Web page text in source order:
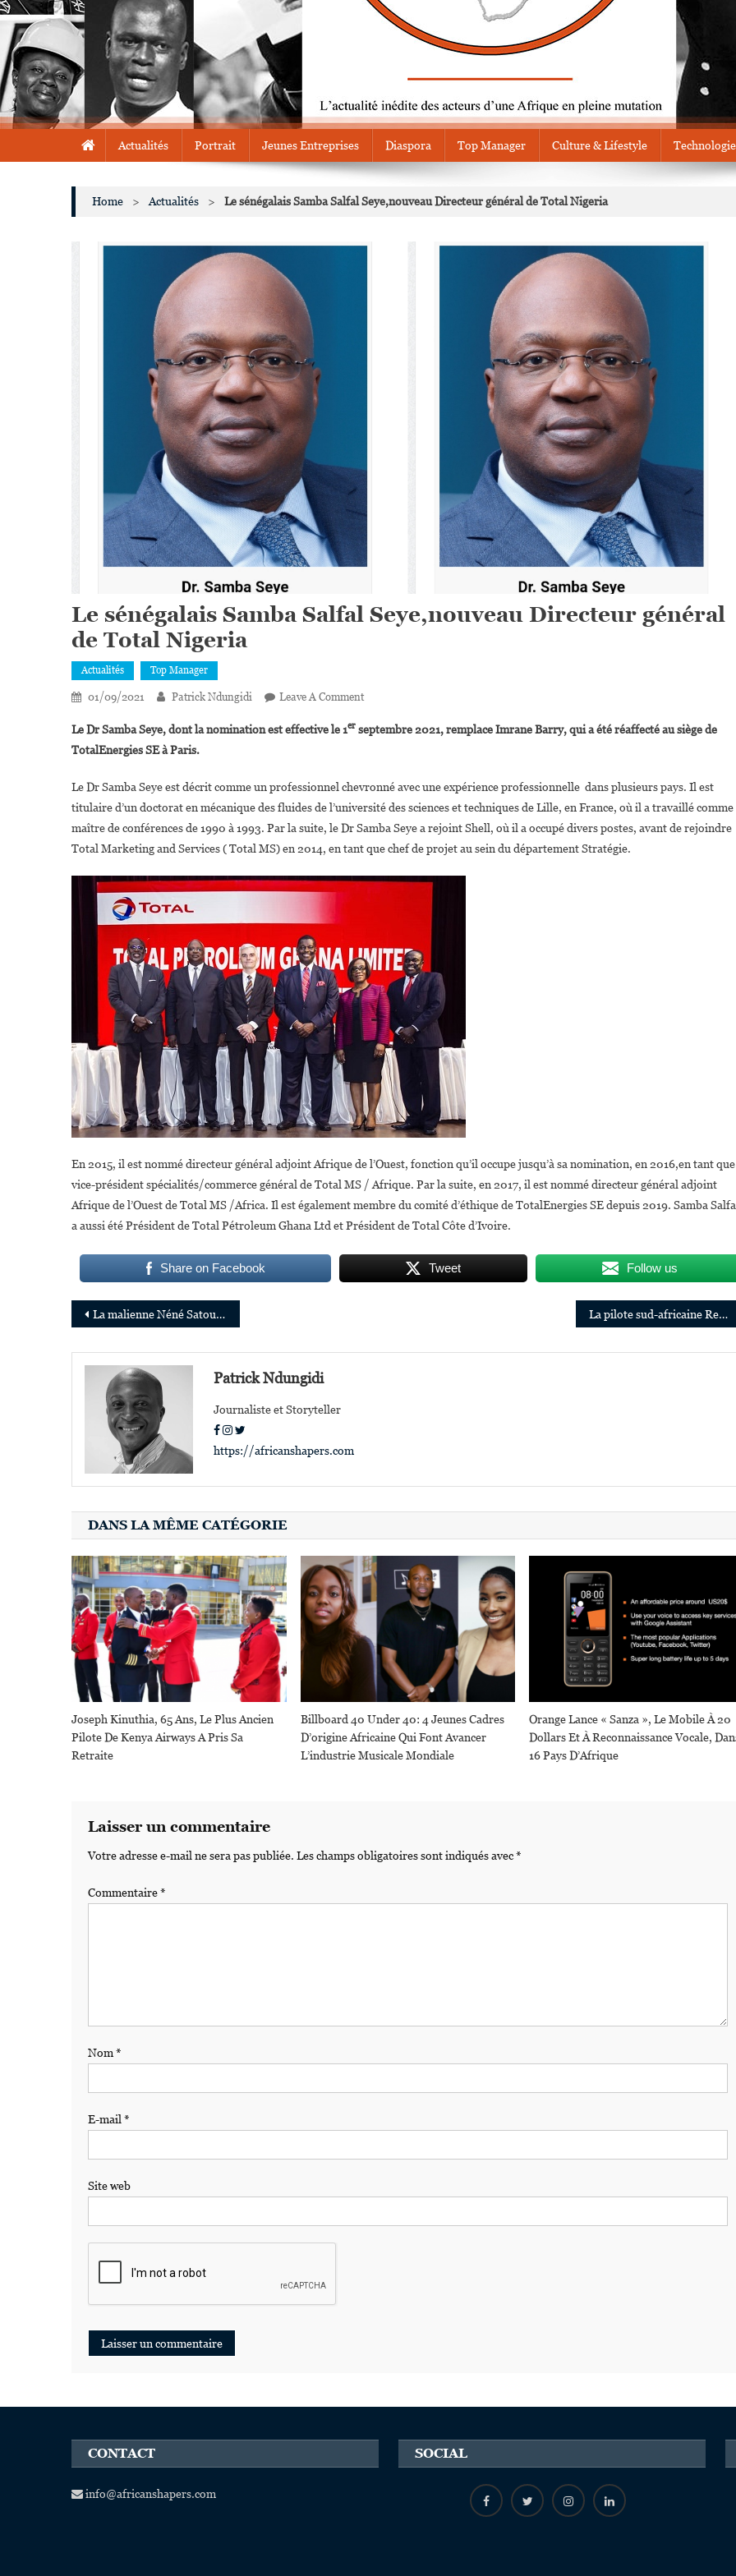
Actualités Portrait Jeunes Entreprises Diaspora Top Manager Culture & Lifestyle
Home > Actualités > Le sénégalais Samba Salfal Seye,nouveau Directeur général de Total Nigeria
Le sénégalais Samba Salfal Seye,nouveau Directeur général
de Total Nigeria
Actualités Top Manager
01/09/2021 Patrick Ndungidi Leave A CommentOn
Sénégalais
Seye,nouveau
Directeur
Général
De
Nigeria
Le Dr Samba Seye, dont la nomination est effective le 1er septembre 2021, remplace Imrane Barry, qui a été réaffecté au siège de
TotalEnergies SE à Paris.
Le Dr Samba Seye est décrit comme un professionnel chevronné avec une expérience professionnelle dans plusieurs pays. Il est
titulaire d’un doctorat en mécanique des fluides de l’université des sciences et techniques de Lille, en France, où il a travaillé comme
maître de conférences de 1990 à 1993. Par la suite, le Dr Samba Seye a rejoint Shell, où il a occupé divers postes, avant de rejoindre
Total Marketing and Services ( Total MS) en 2014, en tant que chef de projet au sein du département Stratégie.
En 2015, il est nommé directeur général adjoint Afrique de l’Ouest, fonction qu’il occupe jusqu’à sa nomination, en 2016,en tant que
vice-président spécialités/commerce général de Total MS / Afrique. Par la suite, en 2017, il est nommé directeur général adjoint
Afrique de l’Ouest de Total MS /Africa. Il est également membre du comité d’éthique de TotalEnergies SE depuis 2019. Samba
a aussi été Président de Total Pétroleum Ghana Ltd et Président de Total Côte d’Ivoire.
Share on Facebook Tweet Follow us
Navigation
de
l’article
La malienne Néné Satourou Maïga,34 ans, nommée CEO d’Orange Botswana La pilote sud-africaine Refilwe Ledwaba, lauréate du prix AeroTime Hub 2021
Patrick Ndungidi
Journaliste et Storyteller
https://africanshapers.com
DANS LA MÊME CATÉGORIE
Joseph Kinuthia, 65 Ans, Le Plus Ancien
Pilote De Kenya Airways A Pris Sa
Retraite
Billboard 40 Under 40: 4 Jeunes Cadres
D’origine Africaine Qui Font Avancer
L’industrie Musicale Mondiale
Orange Lance « Sanza », Le Mobile À 20
Dollars Et À Reconnaissance Vocale,
16 Pays D’Afrique
Laisser un commentaire
Votre adresse e-mail ne sera pas publiée. Les champs obligatoires sont indiqués avec*
Commentaire*
Nom*
E-mail *
Site web
CONTACT
info@africanshapers.com
SOCIAL